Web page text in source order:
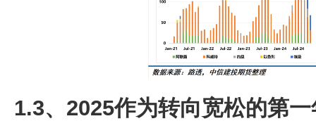
1.3、2025作为转向宽松的第